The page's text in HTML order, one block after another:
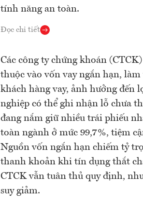
tính năng an toàn.
Đọc chi tiết
Các công ty chứng khoán
thuộc vào vốn vay ngắn hạn,
khách hàng vay, ảnh hưởng đến
nghiệp có thể ghi nhận lỗ chưa
đang nắm giữ nhiều trái phiếu
toàn ngành ở mức 99,7%, tiệm
Nguồn vốn ngắn hạn chiếm tỷ
thanh khoản khi tín dụng thắt
CTCK vẫn tuân thủ quy định,
suy giảm.